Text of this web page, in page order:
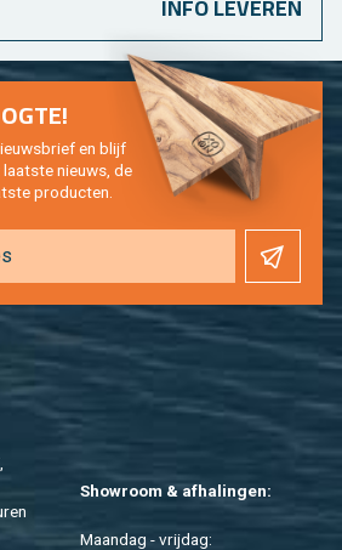
Show­room & af­ha­lin­gen:
Maan­dag - vrij­dag:
en blijf
nieuws, de
pro­duc­ten.